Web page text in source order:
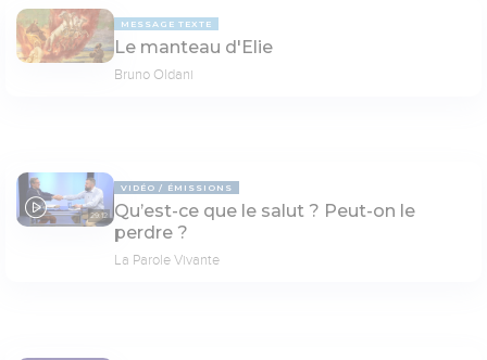
MESSAGE TEXTE
Le manteau d'Elie
Bruno Oldani
29:12
VIDÉO ÉMISSIONS
Qu’est-ce que le salut ? Peut-on le
perdre ?
La Parole Vivante